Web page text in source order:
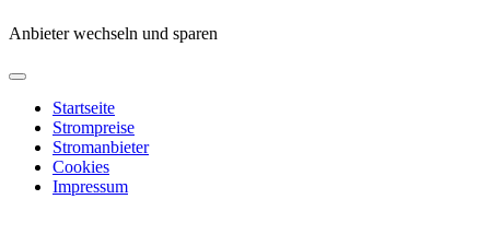
Anbieter wechseln und sparen
Startseite
Strompreise
Stromanbieter
Cookies
Impressum